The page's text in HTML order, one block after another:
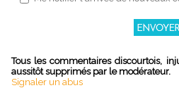
Tous les commentaires discourtois,
aussitôt supprimés par le modérateur.
Signaler un abus